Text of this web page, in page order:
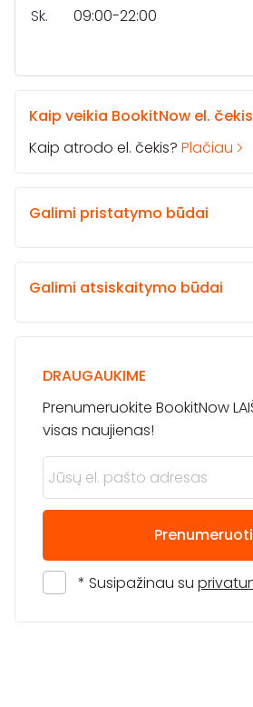
Sk.
09:00-22:00
Kaip veikia BookitNow el.
Kaip atrodo el. čekis? Plačiau
Galimi pristatymo būdai
Galimi atsiskaitymo būdai
DRAUGAUKIME
Prenumeruokite BookitNow
visas naujienas!
Prenumeruoti
* Susipažinau su